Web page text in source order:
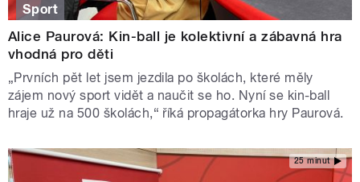
Sport
Alice Paurová: Kin-ball je kolektivní a zábavná hra
vhodná pro děti
„Prvních pět let jsem jezdila po školách, které měly
zájem nový sport vidět a naučit se ho. Nyní se kin-ball
hraje už na 500 školách,“ říká propagátorka hry Paurová.
25 minut